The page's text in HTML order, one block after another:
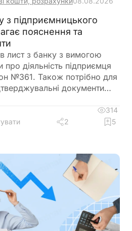
з підприємницького
пояснення та
лист з банку з вимогою
про діяльність підприємця
№361. Також потрібно для
документи
об’ємі
з поточного рахунку).
314
2 5